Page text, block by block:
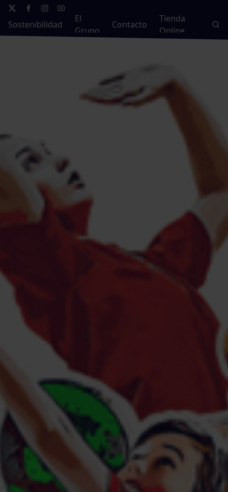
Sostenibilidad
El
Grupo
Contacto
Tienda
Online